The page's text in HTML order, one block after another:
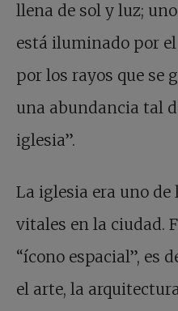
llena de sol y luz;
está iluminado por
por los rayos que se
una abundancia tal
iglesia”.
La iglesia era uno
vitales en la ciudad.
“ícono espacial”, es
el arte, la